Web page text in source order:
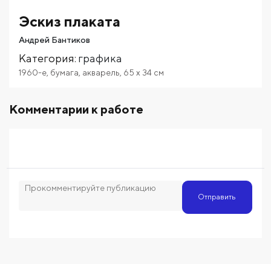
Эскиз плаката
Андрей Бантиков
Категория: графика
1960-е бумага акварель 65 x 34 см
Комментарии к работе
Отправить